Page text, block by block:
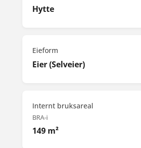
Hytte
Eieform
Eier (Selveier)
Internt bruksareal
BRA-i
149 m²